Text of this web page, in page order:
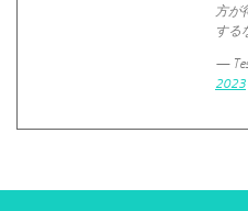
方が
する
—
2023